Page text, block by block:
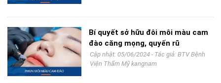
Bí quyết sở hữu đôi môi màu cam
đào căng mọng, quyến rũ
Cập nhật: 05/06/2024 - Tác giả: BTV Bệnh
Viện Thẩm Mỹ kangnam